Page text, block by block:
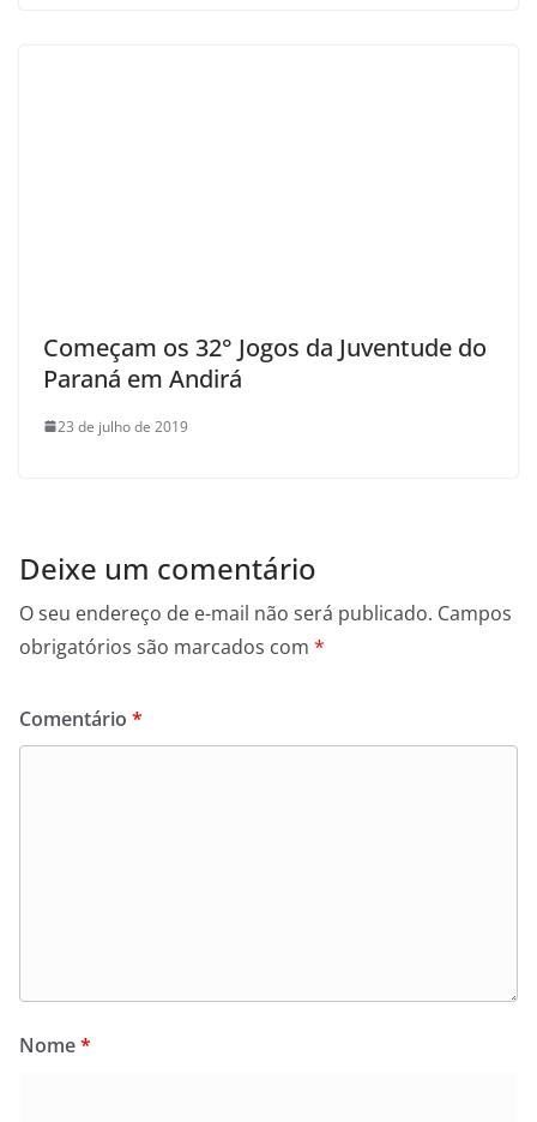
Começam os 32° Jogos da Juventude do
Paraná em Andirá
23 de julho de 2019
Deixe um comentário
O seu endereço de e-mail não será publicado. Campos
obrigatórios são marcados com *
Comentário *
Nome*